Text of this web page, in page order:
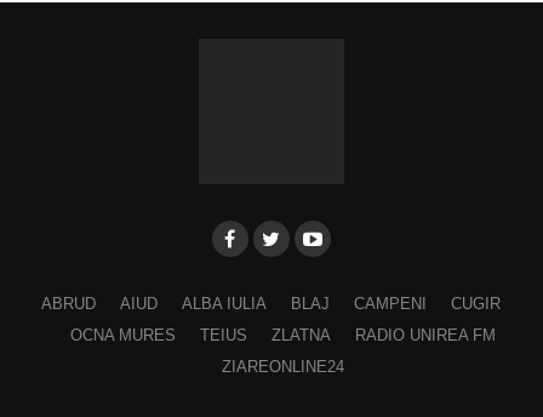
ABRUD AIUD ALBA IULIA BLAJ CAMPENI
CUGIR
OCNA MURES
TEIUS ZLATNA
RADIO UNIREA FM
ZIAREONLINE24